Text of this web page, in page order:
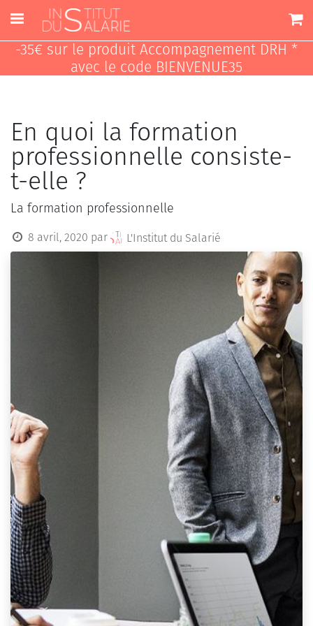
-35€ sur le produit Accompagnement DRH *
avec le code BIENVENUE35
En quoi la formation
professionnelle consiste-
t-elle ?
La formation professionnelle
8 avril, 2020 par L'Institut du Salarié